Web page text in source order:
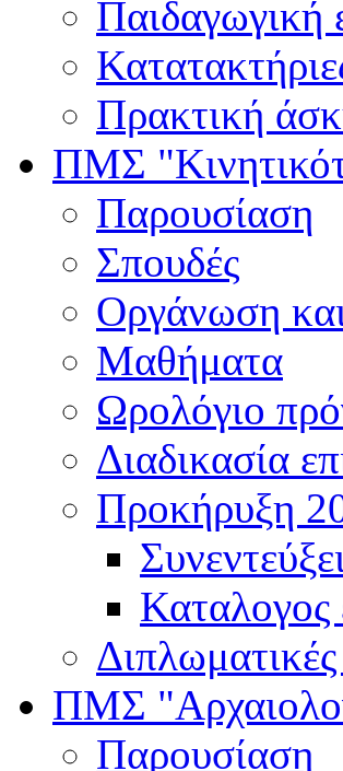
Παιδαγωγική
Πρακτική
ΠΜΣ
Παρουσίαση
Σπουδές
Οργάνωση
Μαθήματα
Ωρολόγιο
Διαδικασία
Πρoκήρυξη
Καταλογος
Διπλωματικές
ΠΜΣ
Παρουσίαση